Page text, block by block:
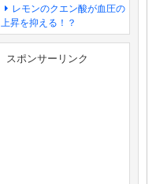
レモンのクエン酸が血圧の
上昇を抑える！？
スポンサーリンク